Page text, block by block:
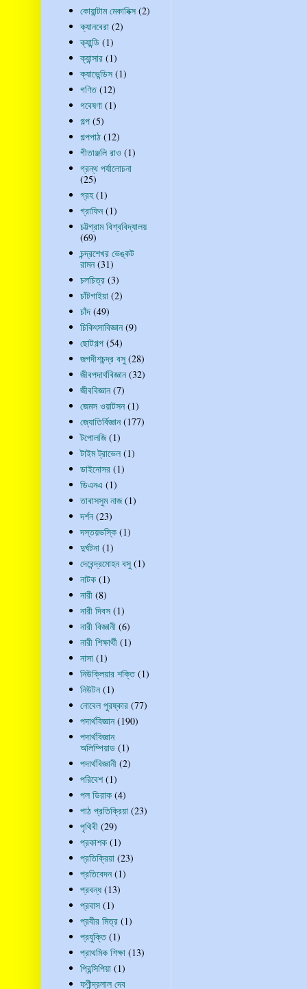
কোয়ান্টাম মেকানিক্স (2)
ক্যানবেরা (2)
ক্যান্ডি (1)
ক্যান্সার (1)
ক্যাভেন্ডিস (1)
গণিত (12)
গবেষণা (1)
গল্প (5)
গল্পপাঠ (12)
গীতাঞ্জলি রাও (1)
গ্রন্থ পর্যালোচনা
(25)
গ্রহ (1)
গ্রাফিন (1)
চট্টগ্রাম বিশ্ববিদ্যালয়
(69)
চন্দ্রশেখর ভেঙ্কট
রামন (31)
চলচিত্র (3)
চাঁটগাইয়া (2)
চাঁদ (49)
চিকিৎসাবিজ্ঞান (9)
ছোটগল্প (54)
জগদীশচন্দ্র বসু (28)
জীবপদার্থবিজ্ঞান (32)
জীববিজ্ঞান (7)
জেমস ওয়াটসন (1)
জ্যোতির্বিজ্ঞান (177)
টপোলজি (1)
টাইম ট্রাভেল (1)
ডাইনোসর (1)
ডিএনএ (1)
তাবাসসুম নাজ (1)
দর্শন (23)
দস্তয়ভস্কি (1)
দুর্ঘটনা (1)
দেবেন্দ্রমোহন বসু (1)
নাটক (1)
নারী (8)
নারী দিবস (1)
নারী বিজ্ঞানী (6)
নারী শিক্ষার্থী (1)
নাসা (1)
নিউক্লিয়ার শক্তি (1)
নিউটন (1)
নোবেল পুরষ্কার (77)
পদার্থবিজ্ঞান (190)
পদার্থবিজ্ঞান
অলিম্পিয়াড (1)
পদার্থবিজ্ঞানী (2)
পরিবেশ (1)
পল ডিরাক (4)
পাঠ প্রতিক্রিয়া (23)
পৃথিবী (29)
প্রকাশক (1)
প্রতিক্রিয়া (23)
প্রতিবেদন (1)
প্রবন্ধ (13)
প্রবাস (1)
প্রবীর মিত্র (1)
প্রযুক্তি (1)
প্রাথমিক শিক্ষা (13)
প্রিন্সিপিয়া (1)
ফণীন্দ্রলাল দেব